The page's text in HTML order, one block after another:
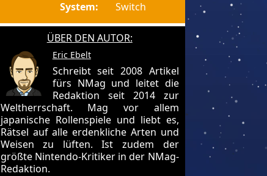
System:
Switch
ÜBER DEN AUTOR:
Eric Ebelt
Schreibt seit 2008 Artikel
fürs NMag und leitet die
Redaktion seit 2014 zur
Weltherrschaft. Mag vor allem
japanische Rollenspiele und liebt es,
Rätsel auf alle erdenkliche Arten und
Weisen zu lüften. Ist zudem der
größte Nintendo-Kritiker in der NMag-
Redaktion.